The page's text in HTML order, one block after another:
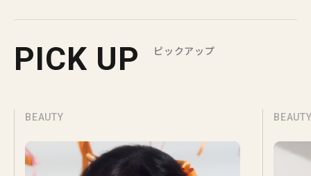
PICK UP ピックアップ